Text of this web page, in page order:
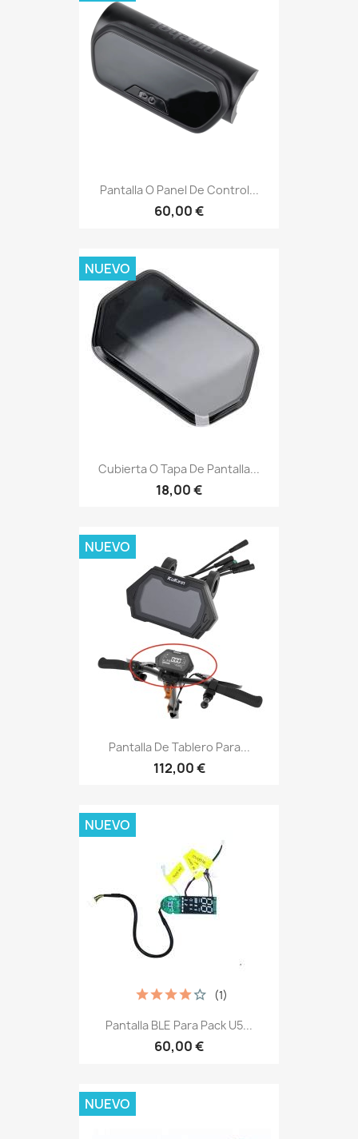
Pantalla O Panel De Control...
60,00 €
Cubierta O Tapa De Pantalla...
18,00 €
NUEVO
Pantalla De Tablero Para...
112,00 €
NUEVO
Pantalla BLE Para Pack U5...
60,00 €
(1)
NUEVO
NUEVO